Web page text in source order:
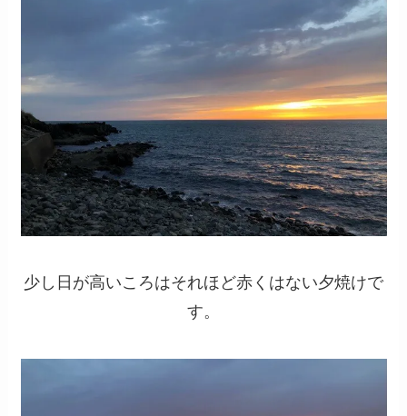
少し日が高いころはそれほど赤くはない夕焼けで
す。